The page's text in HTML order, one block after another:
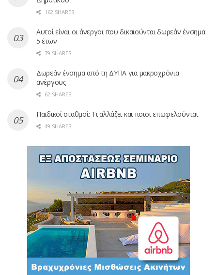
162 SHARES
Αυτοί είναι οι άνεργοι που δικαιούνται δωρεάν ένσημα
5 έτων
79 SHARES
Δωρεάν ένσημα από τη ΔΥΠΑ για μακροχρόνια
ανέργους
62 SHARES
Παιδικοί σταθμοί: Τι αλλάζει και ποιοι επωφελούνται
49 SHARES